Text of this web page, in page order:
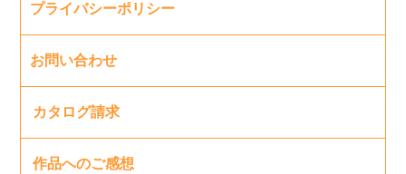
プライバシーポリシー
お問い合わせ
カタログ請求
作品へのご感想